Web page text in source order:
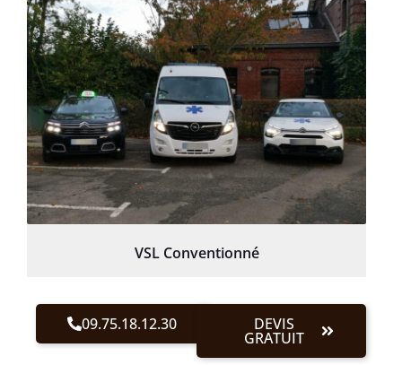
VSL Conventionné
09.75.18.12.30 DEVIS
GRATUIT